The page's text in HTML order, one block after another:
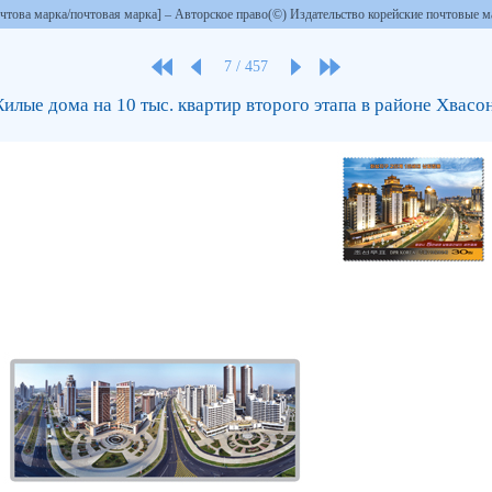
марка/почтовая марка] – Авторское право(©) Издательство корейские почтовые
7 / 457
дома на 10 тыс. квартир второго этапа в районе